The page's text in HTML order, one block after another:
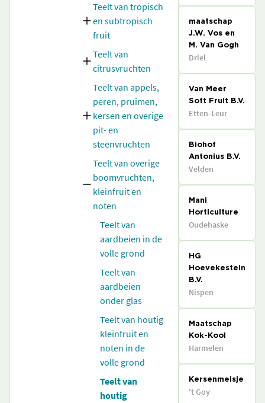
Teelt van tropisch
en subtropisch
fruit
Teelt van
citrusvruchten
Teelt van appels,
peren, pruimen,
kersen en overige
pit- en
steenvruchten
Teelt van overige
boomvruchten,
kleinfruit en
noten
Teelt van
aardbeien in de
volle grond
Teelt van
aardbeien
onder glas
Teelt van houtig
kleinfruit en
noten in de
volle grond
Teelt van
houtig
maatschap
J.W. Vos en
M. Van Gogh
Driel
Van Meer
Soft Fruit B.V.
Etten-Leur
Biohof
Antonius B.V.
Velden
Mani
Horticulture
Oudehaske
HG
Hoevekestein
B.V.
Nispen
Maatschap
Kok-Kool
Harmelen
Kersenmeisje
't Goy